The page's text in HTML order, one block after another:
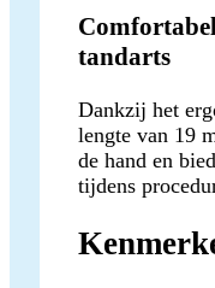
tandarts
Dankzij het
lengte van 19
de hand en
tijdens